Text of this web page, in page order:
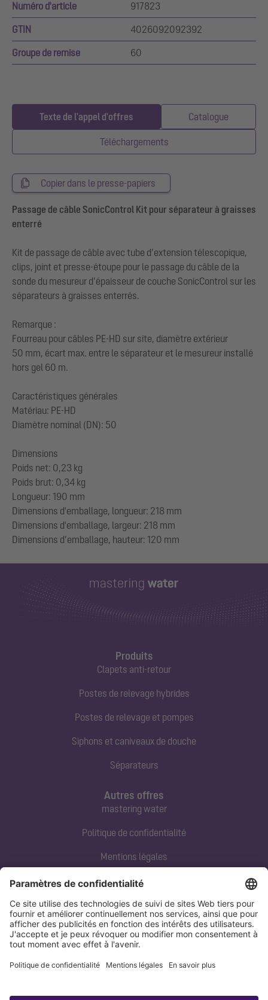
Numéro d'article 917823
GTIN 4026092092392
Groupe de remise 60
Texte de l'appel d'offres Catalogue
Téléchargements
Copier dans le presse-papiers
Passage de câble SonicControl Kit pour séparateur à graisses
enterré
Kit de passage de câble avec tube d’extension télescopique,
clips, joint et presse-étoupe pour le passage du câble de la
sonde du mesureur d’épaisseur de couche SonicControl sur les
séparateurs à graisses enterrés.
Remarque :
Fourreau pour câbles PE-HD sur site, diamètre extérieur
50 mm, écart max. entre le séparateur et le mesureur installé
hors gel 60 m.
Caractéristiques générales
Matériau: PE-HD
Diamètre nominal (DN): 50
Dimensions
Poids net: 0,23 kg
Poids brut: 0,34 kg
Longueur: 190 mm
Dimensions d'emballage, longueur: 218 mm
Dimensions d'emballage, largeur: 218 mm
Produits
Clapets anti-retour
Postes de relevage hybrides
Postes de relevage et pompes
Siphons et caniveaux de douche
Séparateurs
Contact direct
Tel:+33 3 88 65 76 00
Email:info@kessel.fr
Autres offres
mastering water
Politique de confidentialité
Mentions légales